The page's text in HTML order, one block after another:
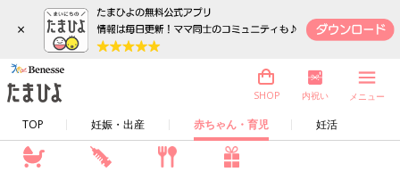
×
TOP 妊娠・出産 赤ちゃん・育児 妊活
SHOP 内祝い メニュー